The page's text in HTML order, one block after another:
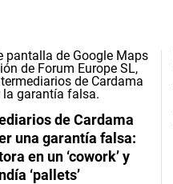
de Cardama
una garantía falsa:
en un ‘cowork’ y
‘pallets’